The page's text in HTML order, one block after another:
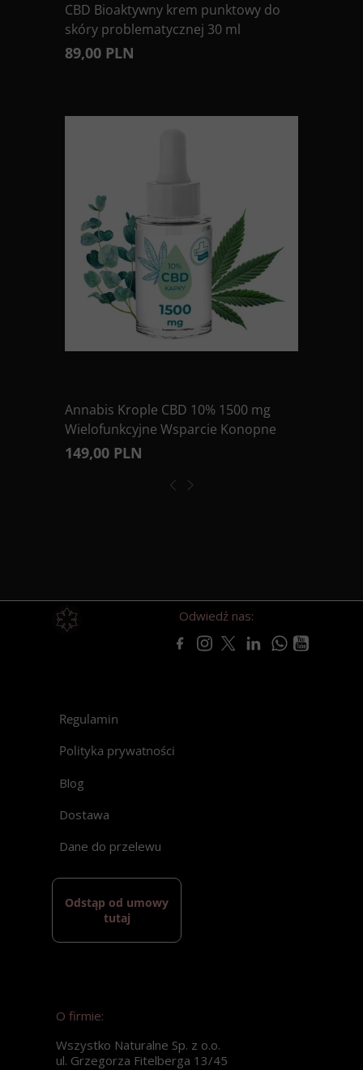
CBD Bioaktywny krem punktowy do
skóry problematycznej 30 ml
89,00 PLN
Annabis Krople CBD 10% 1500 mg
Wielofunkcyjne Wsparcie Konopne
149,00 PLN
Odstąp od umowy
tutaj
Blog
Dostawa
Dane do przelewu
Regulamin
Polityka prywatności
O firmie:
Wszystko Naturalne Sp. z o.o.
ul. Grzegorza Fitelberga 13/45
Odwiedź nas: